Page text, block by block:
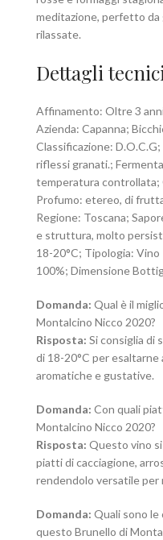
meditazione, perfetto da
rilassate.
Dettagli tecnici
Affinamento: Oltre 3
Azienda: Capanna;
Classificazione:
riflessi granati.;
temperatura controllata;
Profumo: etereo, di
Regione: Toscana;
e struttura, molto
18-20°C; Tipologia:
100%; Dimensione
Domanda: Qual è il
Montalcino Nicco 2020?
Risposta: Si consiglia di
di 18-20°C per
aromatiche e gustative.
Domanda: Con quali
Montalcino Nicco 2020?
Risposta: Questo vino
piatti di cacciagione,
rendendolo versatile per
Domanda: Quali sono
questo Brunello di